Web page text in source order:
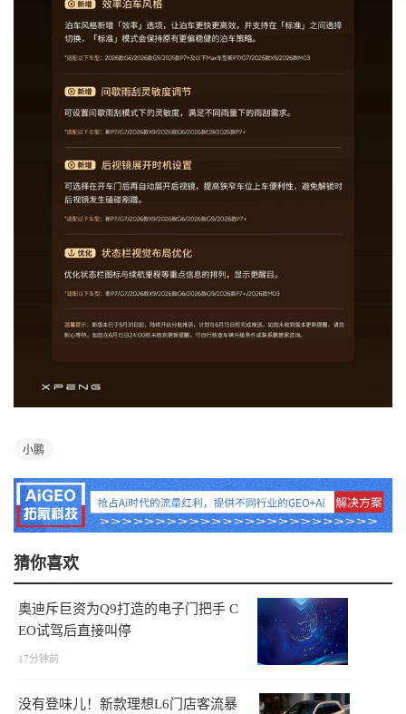
小鹏
猜你喜欢
奥迪斥巨资为Q9打造的电子门把手 C
EO试驾后直接叫停
17分钟前
没有登味儿！新款理想L6门店客流暴